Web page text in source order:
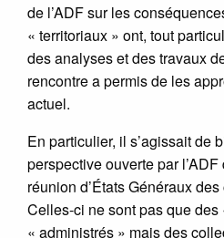
de l’ADF sur les
« territoriaux » ont, tout
des analyses et des travaux
rencontre a permis de les
actuel.
En particulier, il s’agissait de
perspective ouverte par
réunion d’États Généraux
Celles-ci ne sont pas que des
« administrés » mais des